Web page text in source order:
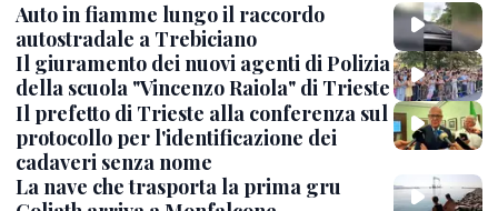
Auto in fiamme lungo il raccordo
autostradale a Trebiciano
Il giuramento dei nuovi agenti di Polizia
della scuola "Vincenzo Raiola" di Trieste
Il prefetto di Trieste alla conferenza sul
protocollo per l'identificazione dei
cadaveri senza nome
La nave che trasporta la prima gru